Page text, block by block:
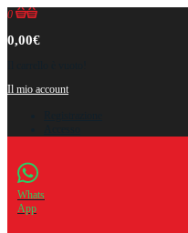
0
0,00€
Il mio account
Whats
App